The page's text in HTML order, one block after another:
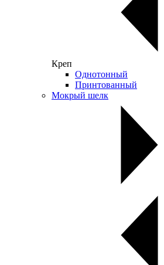
Креп
Однотонный
Принтованный
Мокрый шелк